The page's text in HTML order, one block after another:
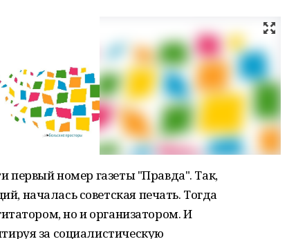
первый номер газеты "Правда". Так,
началась советская печать. Тогда
но и организатором. И
за социалистическую